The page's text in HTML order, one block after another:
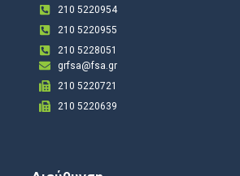
210 5220954
210 5220955
210 5228051
grfsa@fsa.gr
210 5220721
210 5220639